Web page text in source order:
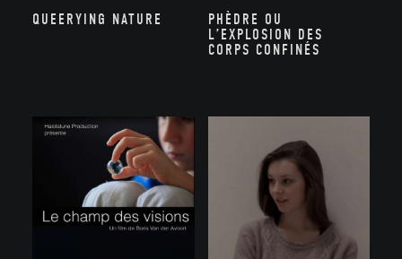
QUEERYING NATURE
PHÈDRE OU
L’EXPLOSION DES
CORPS CONFINÉS